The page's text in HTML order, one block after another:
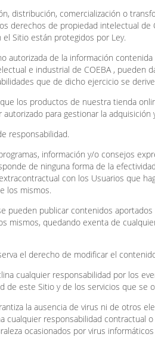
distribución, comercialización o
derechos de propiedad intelectual de
Sitio están protegidos por Ley.
autorizada de la información
e industrial de COEBA , pueden
que de dicho ejercicio se
los productos de nuestra tienda
autorizado para gestionar la
responsabilidad.
información y/o consejos
de ninguna forma de la
con los Usuarios que
los mismos.
pueden publicar contenidos
mismos, quedando exenta de
el derecho de modificar el
cualquier responsabilidad por los
de este Sitio y de los servicios que se
la ausencia de virus ni de otros
cualquier responsabilidad
ocasionados por virus